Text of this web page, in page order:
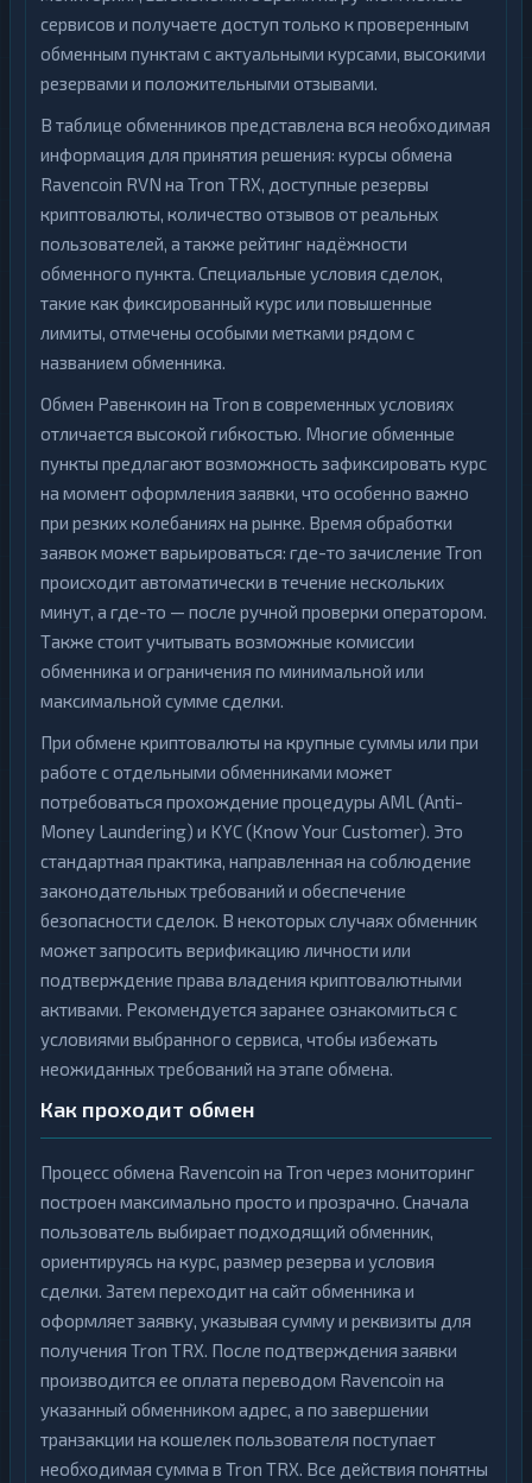
сервисов и получаете доступ только к проверенным
обменным пунктам с актуальными курсами, высокими
резервами и положительными отзывами.
В таблице обменников представлена вся необходимая
информация для принятия решения: курсы обмена
Ravencoin RVN на Tron TRX, доступные резервы
криптовалюты, количество отзывов от реальных
пользователей, а также рейтинг надёжности
обменного пункта. Специальные условия сделок,
такие как фиксированный курс или повышенные
лимиты, отмечены особыми метками рядом с
названием обменника.
Обмен Равенкоин на Tron в современных условиях
отличается высокой гибкостью. Многие обменные
пункты предлагают возможность зафиксировать курс
на момент оформления заявки, что особенно важно
при резких колебаниях на рынке. Время обработки
заявок может варьироваться: где-то зачисление Tron
происходит автоматически в течение нескольких
минут, а где-то — после ручной проверки оператором.
Также стоит учитывать возможные комиссии
обменника и ограничения по минимальной или
максимальной сумме сделки.
При обмене криптовалюты на крупные суммы или при
работе с отдельными обменниками может
потребоваться прохождение процедуры AML (Anti-
Money Laundering) и KYC (Know Your Customer). Это
стандартная практика, направленная на соблюдение
законодательных требований и обеспечение
безопасности сделок. В некоторых случаях обменник
может запросить верификацию личности или
подтверждение права владения криптовалютными
активами. Рекомендуется заранее ознакомиться с
условиями выбранного сервиса, чтобы избежать
неожиданных требований на этапе обмена.
Как проходит обмен
Процесс обмена Ravencoin на Tron через мониторинг
построен максимально просто и прозрачно. Сначала
пользователь выбирает подходящий обменник,
ориентируясь на курс, размер резерва и условия
сделки. Затем переходит на сайт обменника и
оформляет заявку, указывая сумму и реквизиты для
получения Tron TRX. После подтверждения заявки
производится ее оплата переводом Ravencoin на
указанный обменником адрес, а по завершении
транзакции на кошелек пользователя поступает
необходимая сумма в Tron TRX. Все действия понятны